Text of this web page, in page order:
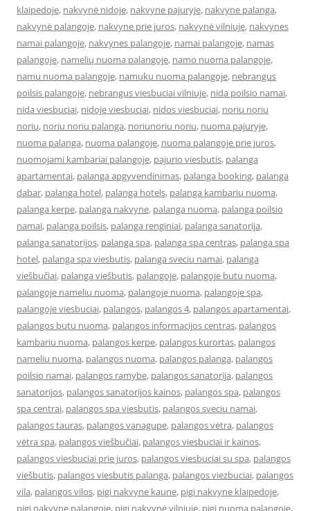
klaipedoje, nakvynė nidoje, nakvyne pajuryje, nakvyne palanga,
nakvynė palangoje, nakvyne prie juros, nakvynė vilniuje, nakvynes
namai palangoje, nakvynes palangoje, namai palangoje, namas
palangoje, namelių nuoma palangoje, namo nuoma palangoje,
namu nuoma palangoje, namuku nuoma palangoje, nebrangus
poilsis palangoje, nebrangus viesbuciai vilniuje, nida poilsio namai,
nida viesbuciai, nidoje viesbuciai, nidos viesbuciai, noriu noriu
noriu, noriu noriu palanga, noriunoriu noriu, nuoma pajuryje,
nuoma palanga, nuoma palangoje, nuoma palangoje prie juros,
nuomojami kambariai palangoje, pajurio viesbutis, palanga
apartamentai, palanga apgyvendinimas, palanga booking, palanga
dabar, palanga hotel, palanga hotels, palanga kambariu nuoma,
palanga kerpe, palanga nakvyne, palanga nuoma, palanga poilsio
namai, palanga poilsis, palanga renginiai, palanga sanatorija,
palanga sanatorijos, palanga spa, palanga spa centras, palanga spa
hotel, palanga spa viesbutis, palanga sveciu namai, palanga
viešbučiai, palanga viešbutis, palangoje, palangoje butu nuoma,
palangoje nameliu nuoma, palangoje nuoma, palangoje spa,
palangoje viesbuciai, palangos, palangos 4, palangos apartamentai,
palangos butu nuoma, palangos informacijos centras, palangos
kambariu nuoma, palangos kerpe, palangos kurortas, palangos
nameliu nuoma, palangos nuoma, palangos palanga, palangos
poilsio namai, palangos ramybe, palangos sanatorija, palangos
sanatorijos, palangos sanatorijos kainos, palangos spa, palangos
spa centrai, palangos spa viesbutis, palangos sveciu namai,
palangos tauras, palangos vanagupe, palangos vėtra, palangos
vėtra spa, palangos viešbučiai, palangos viesbuciai ir kainos,
palangos viesbuciai prie juros, palangos viesbuciai su spa, palangos
viešbutis, palangos viesbutis palanga, palangos viezbuciai, palangos
vila, palangos vilos, pigi nakvyne kaune, pigi nakvyne klaipedoje,
pigi nakvyne palangoje, pigi nakvynė vilniuje, pigi nuoma palangoje,